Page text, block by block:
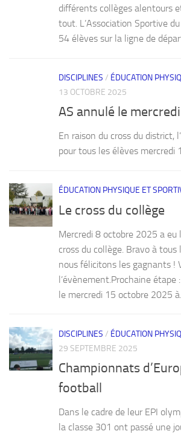
différents collèges alentours
tout. L’Association Sportive
54 élèves sur la ligne de
DISCIPLINES / ÉDUCATION
13 OCTOBRE 2025
AS annulé le
En raison du cross du district,
pour tous les élèves mercredi
ÉDUCATION PHYSIQUE ET
Le cross du collège
Mercredi 8 octobre 2025 a
cross du collège. Bravo à
nous félicitons les gagnants !
l’évènement.Prochaine étape
le mercredi 15 octobre 2025 à...
DISCIPLINES / ÉDUCATION
29 SEPTEMBRE 2025
Championnats
football
Dans le cadre de leur EPI
la classe 301 ont passé une